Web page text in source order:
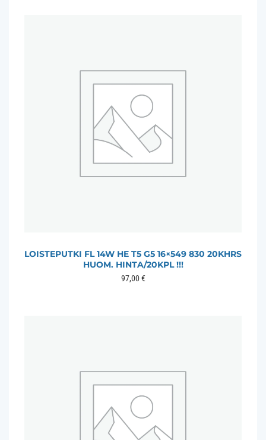
LOISTEPUTKI FL 14W HE T5 G5 16×549 830 20KHRS
HUOM. HINTA/20KPL !!!
97,00€